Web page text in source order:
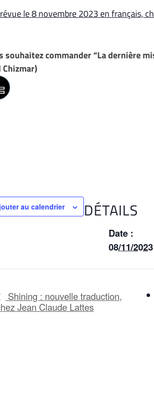
le 8 novembre 2023 en français,
souhaitez commander “La dernière
Chizmar)
au calendrier DÉTAILS
Date :
08/11/2023
Shining : nouvelle traduction,
Jean Claude Lattes